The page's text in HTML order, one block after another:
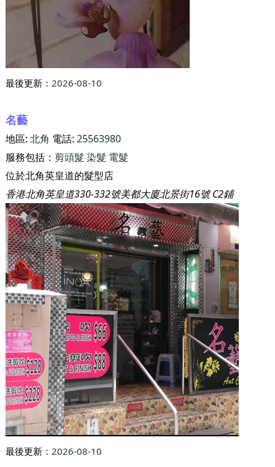
最後更新： 2026-08-10
名藝
地區: 北角 電話: 25563980
服務包括： 剪頭髮 染髮 電髮
位於北角英皇道的髮型店
香港北角英皇道330-332號美都大廈北景街16號 C2鋪
最後更新： 2026-08-10